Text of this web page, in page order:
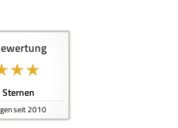
Sternen
seit 2010